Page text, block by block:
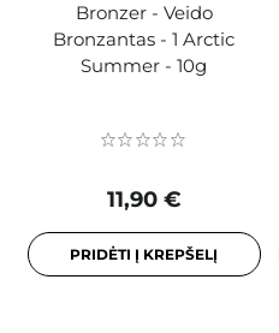
Bronzer - Veido
Bronzantas - 1 Arctic
Summer - 10g
11,90 €
PRIDĖTI Į KREPŠELĮ